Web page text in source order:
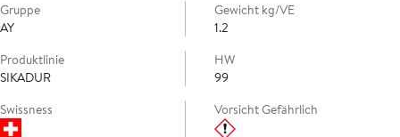
Gruppe
AY
Gewicht kg/VE
1.2
Produktlinie
SIKADUR
HW
99
Swissness
Vorsicht Gefährlich